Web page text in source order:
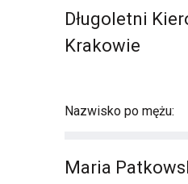
Długoletni
Krakowie
Nazwisko po mężu:
Maria